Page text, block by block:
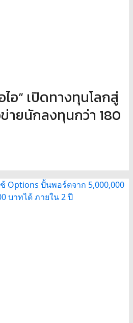
ไอ” เปิดทางทุนโลกสู่
ายนักลงทุนกว่า 180